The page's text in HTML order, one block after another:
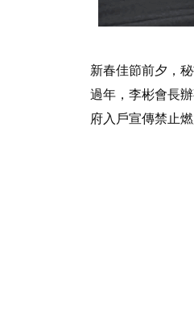
新春佳節前夕，
過年，李彬會長
府入戶宣傳禁止